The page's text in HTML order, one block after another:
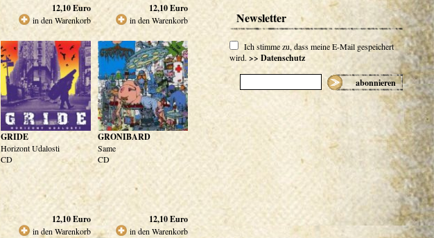
12,10Euro
in den Warenkorb
12,10Euro
in den Warenkorb
GRIDE
Horizont Udalosti
CD
12,10Euro
in den Warenkorb
GRONIBARD
Same
CD
12,10Euro
in den Warenkorb
Newsletter
Ich stimme zu, dass meine E-Mail gespeichert
wird. >> Datenschutz
abonnieren